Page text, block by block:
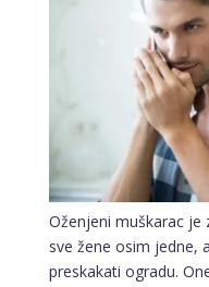
Oženjeni muškarac je
sve žene osim jedne,
preskakati ogradu.